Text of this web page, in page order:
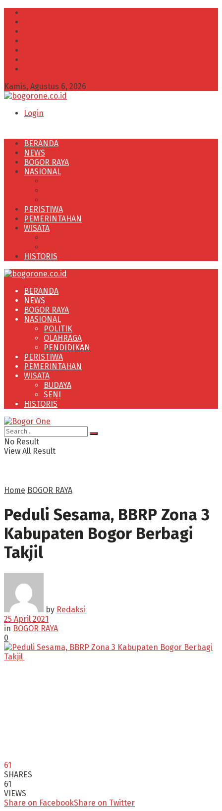
Kamis, Agustus 6, 2026
Login
BERANDA
NEWS
BOGOR RAYA
NASIONAL
PERISTIWA
PEMERINTAHAN
WISATA
HISTORIS
BERANDA
NEWS
BOGOR RAYA
NASIONAL
POLITIK
OLAHRAGA
PENDIDIKAN
PERISTIWA
PEMERINTAHAN
WISATA
BUDAYA
SENI
HISTORIS
No Result
View All Result
Home BOGOR RAYA
Peduli Sesama, BBRP Zona 3
Kabupaten Bogor Berbagi
Takjil
by Redaksi
25 April 2021
in BOGOR RAYA
0
61
SHARES
61
VIEWS
Share on FacebookShare on Twitter